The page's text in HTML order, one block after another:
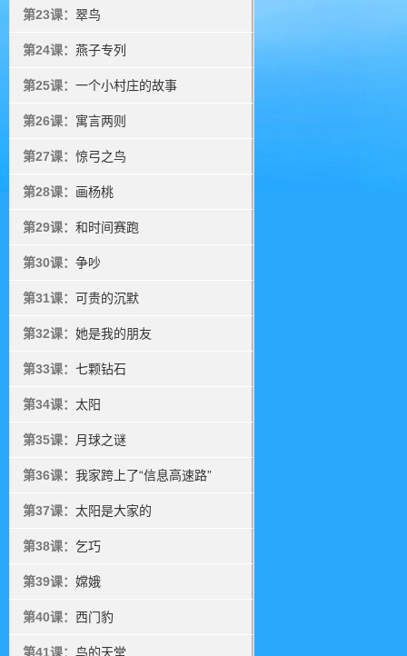
第23课： 翠鸟
第24课： 燕子专列
第25课： 一个小村庄的故事
第26课： 寓言两则
第27课： 惊弓之鸟
第28课： 画杨桃
第29课： 和时间赛跑
第30课： 争吵
第31课： 可贵的沉默
第32课： 她是我的朋友
第33课： 七颗钻石
第34课： 太阳
第35课： 月球之谜
第36课： 我家跨上了“信息高速路”
第37课： 太阳是大家的
第38课： 乞巧
第39课： 嫦娥
第40课： 西门豹
第41课： 鸟的天堂